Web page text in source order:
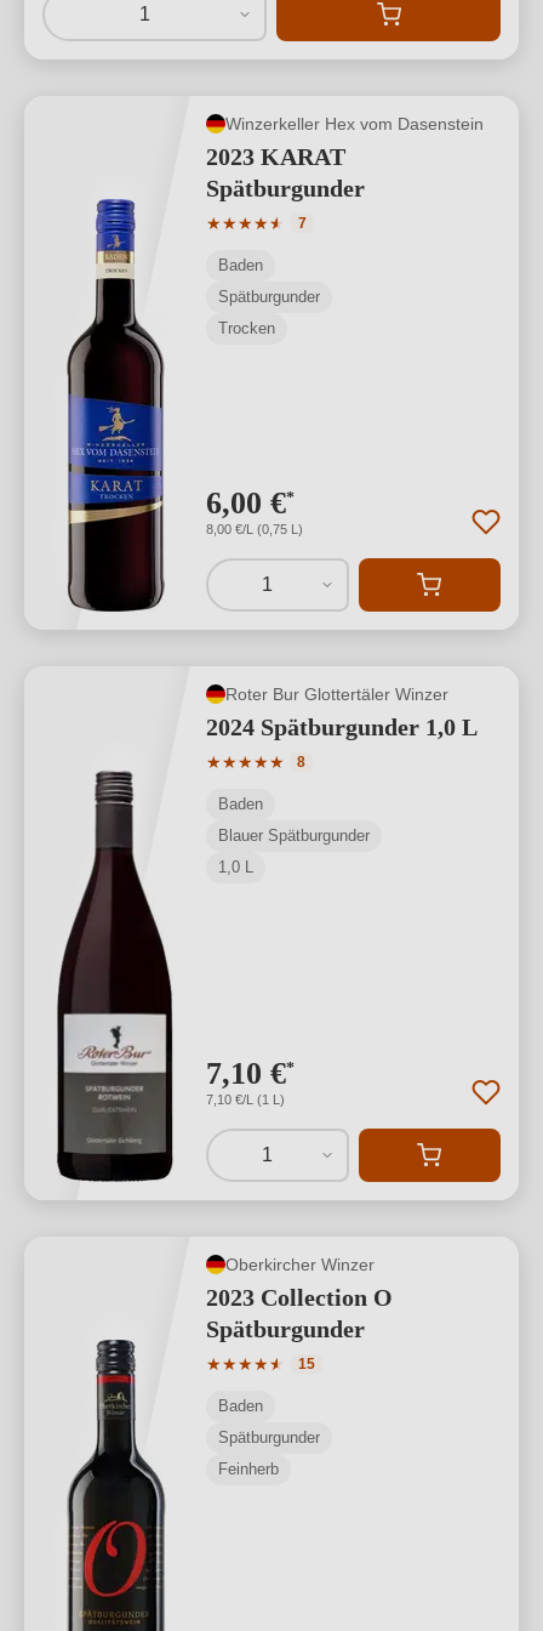
1
Winzerkeller Hex vom Dasenstein
2023 KARAT
Spätburgunder
★★★★★
★
Durchschnittliche Bewertung von 4.86
7
Baden
Spätburgunder
Trocken
6,00 €*
8,00 €/L (0,75 L)
1
Roter Bur Glottertäler Winzer
2024 Spätburgunder 1,0 L
★★★★★
Durchschnittliche Bewertung von 5
8
Baden
Blauer Spätburgunder
1,0 L
7,10 €*
7,10 €/L (1 L)
1
Oberkircher Winzer
2023 Collection O
Spätburgunder
★★★★★
★
Durchschnittliche Bewertung von 4.93
15
Baden
Spätburgunder
Feinherb